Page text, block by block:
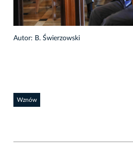
Autor: B. Świerzowski
Wznów